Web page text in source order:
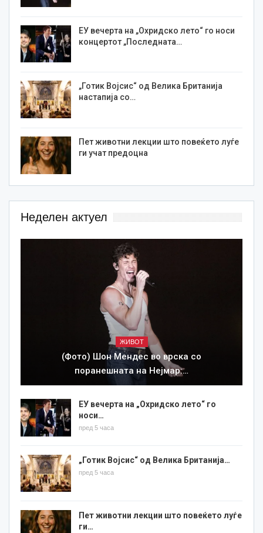
ЕУ вечерта на „Охридско лето“ го носи
концертот „Последната…
„Готик Војсис“ од Велика Британија
настапија со…
Пет животни лекции што повеќето луѓе
ги учат предоцна
Неделен актуел
ЖИВОТ
(Фото) Шон Мендес во врска со
поранешната на Нејмар:…
ЕУ вечерта на „Охридско лето“ го
носи…
пред 5 часа
„Готик Војсис“ од Велика Британија…
пред 5 часа
Пет животни лекции што повеќето луѓе
ги…